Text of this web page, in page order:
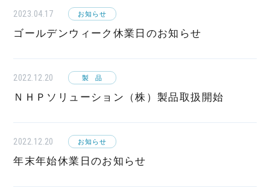
2023.04.17 お知らせ
ゴールデンウィーク休業日のお知らせ
2022.12.20 製品
ＮＨＰソリューション（株）製品取扱開始
2022.12.20 お知らせ
年末年始休業日のお知らせ